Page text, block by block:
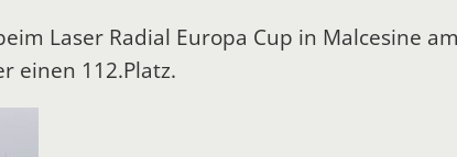
Laser Radial Europa Cup in Malcesine
einen 112.Platz.